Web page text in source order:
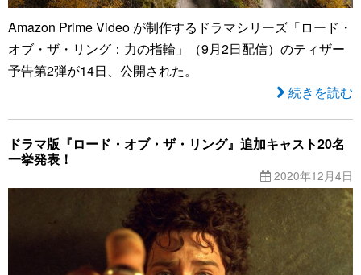
Amazon Prime Video が制作するドラマシリーズ「ロード・
オブ・ザ・リング：力の指輪」（9月2日配信）のティザー
予告第2弾が14日、公開された。
続きを読む
ドラマ版『ロード・オブ・ザ・リング』追加キャスト20名
一挙発表！
2020年12月4日